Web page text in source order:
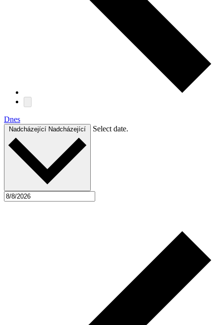
Dnes
Nadcházející Nadcházející Select date.